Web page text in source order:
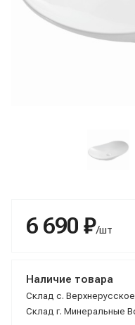
6 690 ₽/шт
Наличие товара
Склад с. Верхнерусское
Склад г. Минеральные